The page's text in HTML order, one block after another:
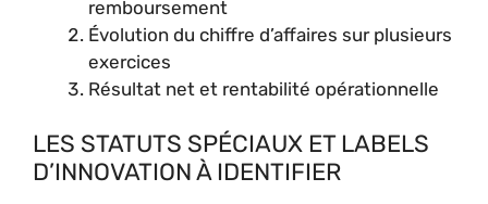
remboursement
Évolution du chiffre d’affaires sur plusieurs
exercices
Résultat net et rentabilité opérationnelle
LES STATUTS SPÉCIAUX ET LABELS
D’INNOVATION À IDENTIFIER